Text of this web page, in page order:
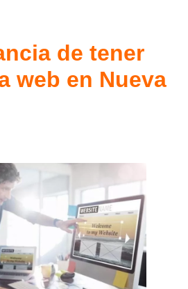
de tener
web en Nueva